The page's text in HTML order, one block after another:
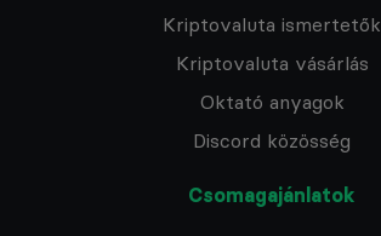
Kriptovaluta ismertetők
Kriptovaluta vásárlás
Oktató anyagok
Discord közösség
Csomagajánlatok